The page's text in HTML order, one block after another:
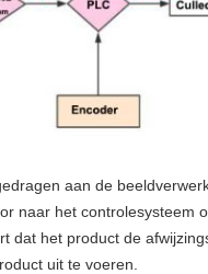
aan de
naar het
dat het product de
uit te voeren.